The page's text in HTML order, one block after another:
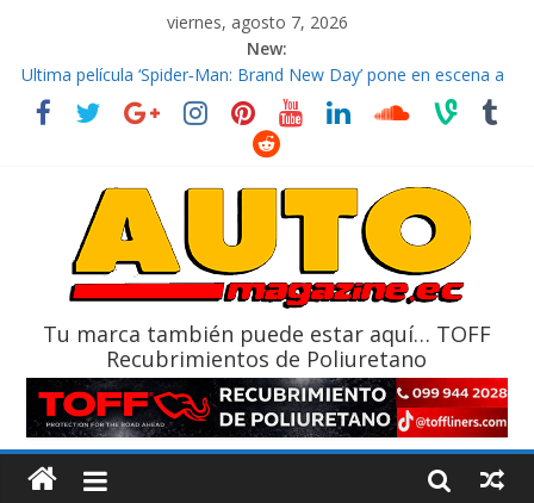
viernes, agosto 7, 2026
New:
El costo de tener un vehículo gana protagonismo a la hora de
decidir
Ultima película ‘Spider‑Man: Brand New Day’ pone en escena a
La Vuelta al Ecuador 2026, edición 47ª, recorre 7 provincias en 8
La FEDAK recibe 12 Sinotruk Bolden para cubrir las rutas de La
Tu marca también puede estar aquí… TOFF
Recubrimientos de Poliuretano